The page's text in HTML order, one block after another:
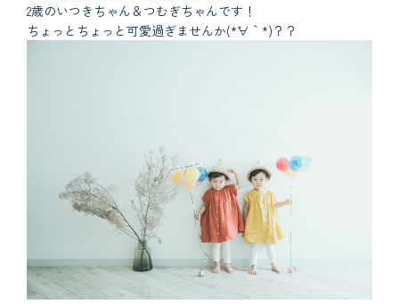
2歳のいつきちゃん＆つむぎちゃんです！
ちょっとちょっと可愛過ぎませんか(*´∀｀*)？？